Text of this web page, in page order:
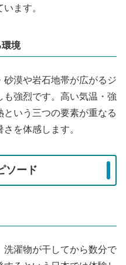
ます。
境
漠や岩石地帯が広がるジ
強烈です。高い気温・強
いう三つの要素が重なる
を体感します。
ソード
濯物が干してから数分で